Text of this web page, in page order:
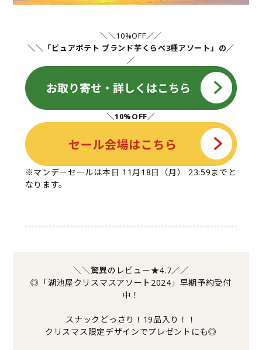
＼＼10%OFF／／
＼＼「ピュアポテト ブランド芋くらべ3種アソート」の／
／
＼10%OFF／
※マンデーセールは本日 11月18日（月） 23:59までと
なります。
＼＼驚異のレビュー★4.7／／
◎「湖池屋クリスマスアソート2024」早期予約受付
中！
スナックどっさり！19品入り！！
クリスマス限定デザインでプレゼントにも◎